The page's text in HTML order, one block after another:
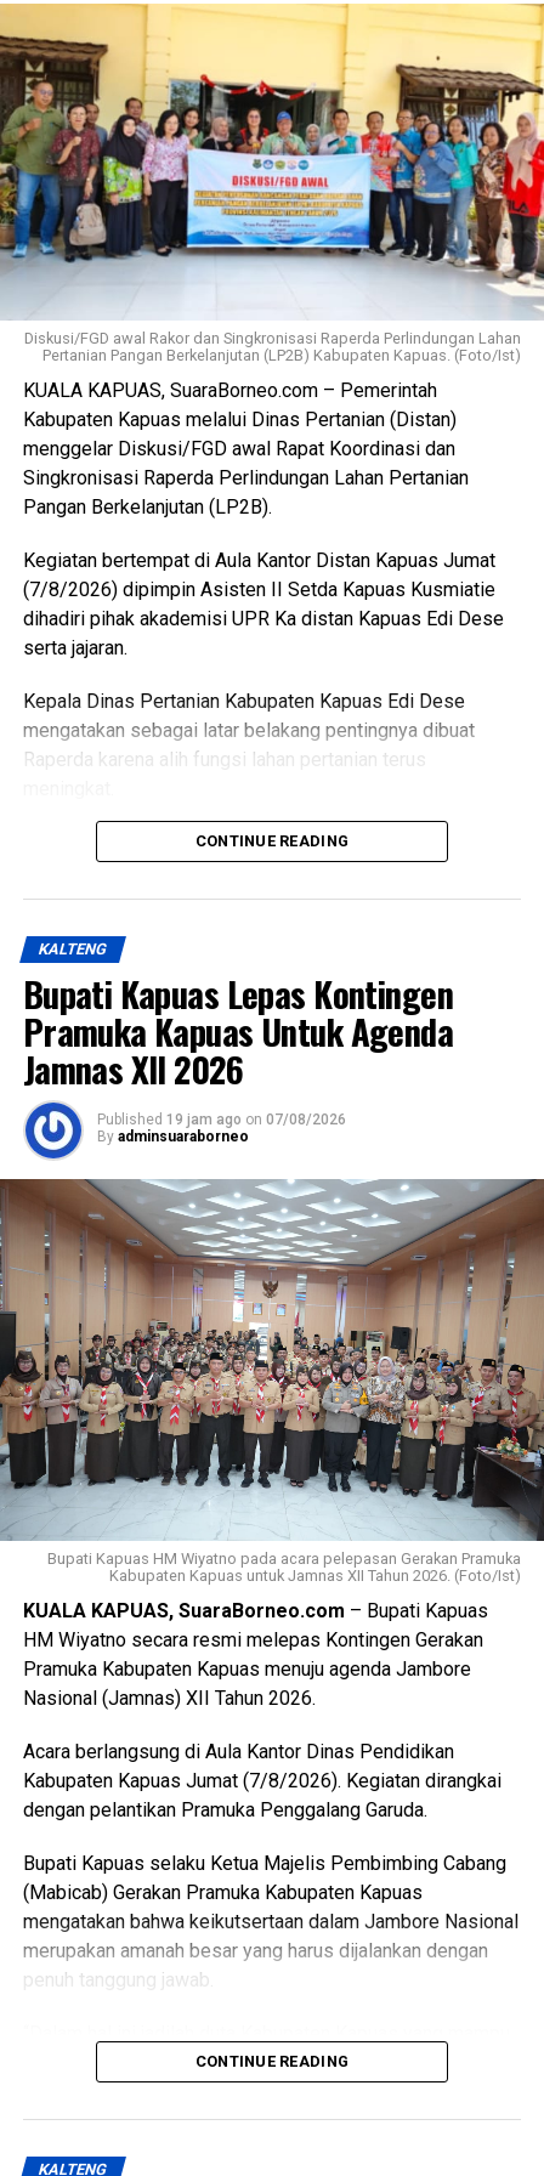
pelayana kepada pelaku usaha maupun masyarakat
semakin optimal.
Ia juga mengapresiasi dukungan seluruh pelaku usaha yang
bersedia direlokasi tanpa adanya penolakan. Seluruh 16
pemotong unggas telah memenuhi kewajiban membayar
retribusi.
Ia menambahkan sesuai Perda yang berlaku yakni sebesar
Rp300 per ekor meningkat dari tarif sebelumnya Rp100
per ekor. Dana ini masuk pendapatan daerah kemudian
kembali kepada peningkatan fasilitas RPU itu sendiri.
“Pemerintah Kabupaten Kapuas berharap proses
pemotongan unggas dapat berlangsung lebih tertata
memenuhi standar kesehatan masyarakat serta
menghasilkan produk unggas yang lebih bersih serta aman
dikonsumsi,” ujarnya. (Ujg/SB)
Bagikan ke
WhatsApp
Messenger 0 Twitter/X 0
Diskusi/FGD awal Rakor dan Singkronisasi Raperda Perlindungan Lahan
Pertanian Pangan Berkelanjutan (LP2B) Kabupaten Kapuas. (Foto/Ist)
KUALA KAPUAS, SuaraBorneo.com – Pemerintah
Kabupaten Kapuas melalui Dinas Pertanian (Distan)
menggelar Diskusi/FGD awal Rapat Koordinasi dan
Singkronisasi Raperda Perlindungan Lahan Pertanian
Pangan Berkelanjutan (LP2B).
Kegiatan bertempat di Aula Kantor Distan Kapuas Jumat
(7/8/2026) dipimpin Asisten II Setda Kapuas Kusmiatie
dihadiri pihak akademisi UPR Ka distan Kapuas Edi Dese
serta jajaran.
Kepala Dinas Pertanian Kabupaten Kapuas Edi Dese
mengatakan sebagai latar belakang pentingnya dibuat
Raperda karena alih fungsi lahan pertanian terus
“Penyusunan Raperda sebagai dasar perlindungan lahan
hukum UU Nomor 41 Tahun 2009 tentang Perlindungan
LP2B PP Nomor 1 Tahun 2011 kemudian Peraturan
pelaksana lainnya yakni Keputusan Bupati Kapuas Nomor
537/DISTAN Tahun 2022 tentang Penetapan KP2B LP2B
dan LCP2B.
Lebih lanjut ia menjelaskan luasan lahan pertanian pangan
berkelanjutan (LP2B) Kabupaten Kapuas adalah 38.323,62
Ha.
Kemudian luasan cadangan lahan pertanian berkelanjutan
(LCP2B) Kabupaten Kapuas 22.553,37 Ha.
Meski begitu terjadi permasalahan atas kondisi lahan di
antaranya perbedaan data antar instansi perubahan
penggunaan lahan singkronisasi dengan RTRW dan RDTR.
“Oleh karena itu terkait hal tersebut kami menyepakati data
final LP2B data LCP2B menyempurnakan Raperda melalui
proses harmonisasi dan pembahasan DPRD,” ujarnya.
(Ujg/SB)
Views: 9
Bagikan ke
WhatsApp 0 Facebook 0
CONTINUE READING
KALTENG
Bupati Kapuas Lepas Kontingen
Pramuka Kapuas Untuk Agenda
Jamnas XII 2026
Published 19 jam ago on 07/08/2026
By adminsuaraborneo
Bupati Kapuas HM Wiyatno pada acara pelepasan Gerakan Pramuka
Kabupaten Kapuas untuk Jamnas XII Tahun 2026. (Foto/Ist)
KUALA KAPUAS, SuaraBorneo.com – Bupati Kapuas
HM Wiyatno secara resmi melepas Kontingen Gerakan
Pramuka Kabupaten Kapuas menuju agenda Jambore
Nasional (Jamnas) XII Tahun 2026.
Acara berlangsung di Aula Kantor Dinas Pendidikan
Kabupaten Kapuas Jumat (7/8/2026). Kegiatan dirangkai
dengan pelantikan Pramuka Penggalang Garuda.
Bupati Kapuas selaku Ketua Majelis Pembimbing Cabang
(Mabicab) Gerakan Pramuka Kabupaten Kapuas
mengatakan bahwa keikutsertaan dalam Jambore Nasional
merupakan amanah besar yang harus dijalankan dengan
penuh tanggung jawab.
menunjukkan sikap disiplin, sopan santun semangat
dan Dasa Dharma Pramuka,” ujarnya.
CONTINUE READING
KALTENG